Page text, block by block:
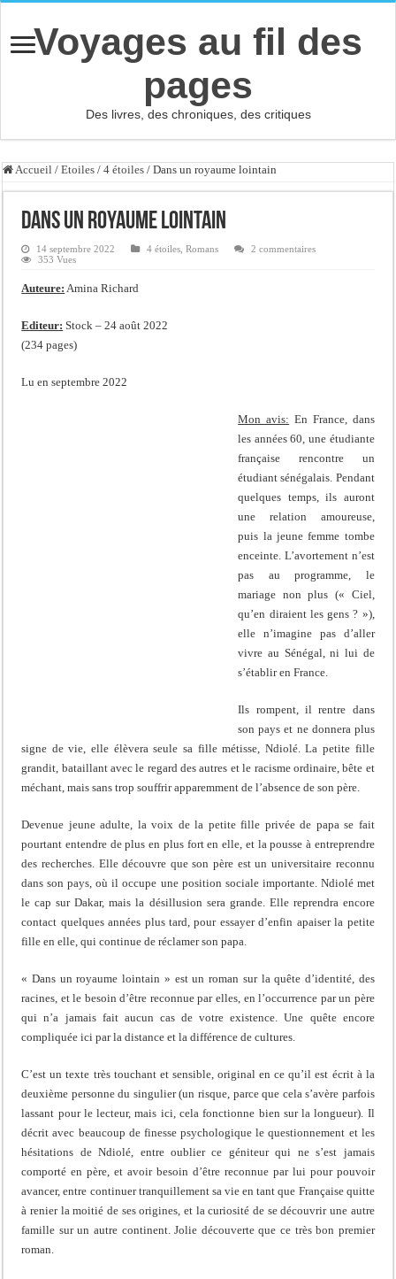
Voyages au fil des
pages
Des livres, des chroniques, des critiques
Accueil / Etoiles / 4 étoiles / Dans un royaume lointain
Dans un royaume lointain
14 septembre 2022 4 étoiles ,Romans
2 commentaires
353 Vues
Auteure: Amina Richard
Editeur: Stock – 24 août 2022
(234 pages)
Lu en septembre 2022
Mon avis: En France, dans
les années 60, une étudiante
française rencontre un
étudiant sénégalais. Pendant
quelques temps, ils auront
une relation amoureuse,
puis la jeune femme tombe
enceinte. L’avortement n’est
pas au programme, le
mariage non plus (« Ciel,
qu’en diraient les gens ? »),
elle n’imagine pas d’aller
vivre au Sénégal, ni lui de
s’établir en France.
Ils rompent, il rentre dans
son pays et ne donnera plus
signe de vie, elle élèvera seule sa fille métisse, Ndiolé. La petite fille
grandit, bataillant avec le regard des autres et le racisme ordinaire, bête et
méchant, mais sans trop souffrir apparemment de l’absence de son père.
Devenue jeune adulte, la voix de la petite fille privée de papa se fait
pourtant entendre de plus en plus fort en elle, et la pousse à entreprendre
des recherches. Elle découvre que son père est un universitaire reconnu
dans son pays, où il occupe une position sociale importante. Ndiolé met
le cap sur Dakar, mais la désillusion sera grande. Elle reprendra encore
contact quelques années plus tard, pour essayer d’enfin apaiser la petite
fille en elle, qui continue de réclamer son papa.
« Dans un royaume lointain » est un roman sur la quête d’identité, des
racines, et le besoin d’être reconnue par elles, en l’occurrence par un père
qui n’a jamais fait aucun cas de votre existence. Une quête encore
compliquée ici par la distance et la différence de cultures.
C’est un texte très touchant et sensible, original en ce qu’il est écrit à la
deuxième personne du singulier (un risque, parce que cela s’avère parfois
lassant pour le lecteur, mais ici, cela fonctionne bien sur la longueur). Il
décrit avec beaucoup de finesse psychologique le questionnement et les
hésitations de Ndiolé, entre oublier ce géniteur qui ne s’est jamais
comporté en père, et avoir besoin d’être reconnue par lui pour pouvoir
avancer, entre continuer tranquillement sa vie en tant que Française quitte
à renier la moitié de ses origines, et la curiosité de se découvrir une autre
famille sur un autre continent. Jolie découverte que ce très bon premier
roman.